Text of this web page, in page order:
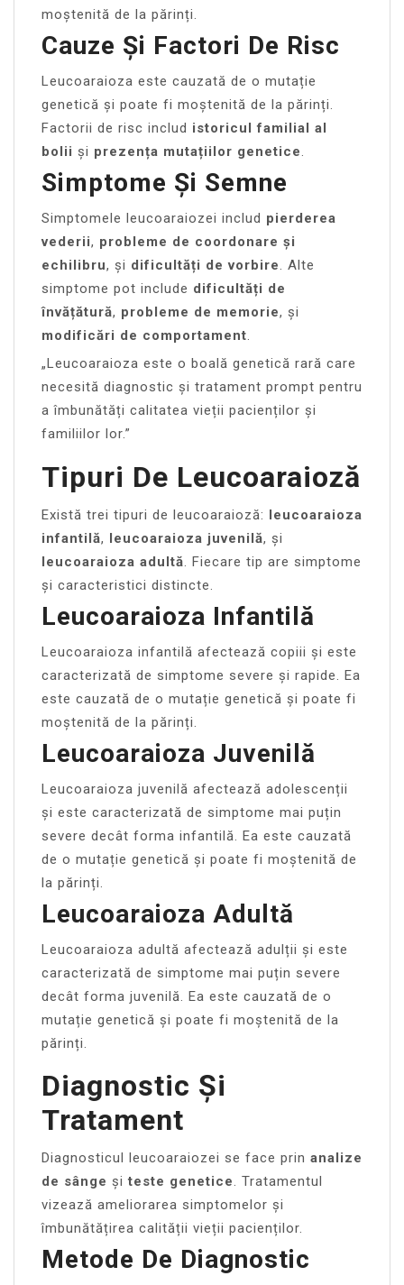
moștenită de la părinți.
Cauze Și Factori De Risc
Leucoaraioza este cauzată de o mutație
genetică și poate fi moștenită de la părinți.
Factorii de risc includ istoricul familial al
bolii și prezența mutațiilor genetice.
Simptome Și Semne
Simptomele leucoaraiozei includ pierderea
vederii, probleme de coordonare și
echilibru, și dificultăți de vorbire. Alte
simptome pot include dificultăți de
învățătură, probleme de memorie, și
modificări de comportament.
„Leucoaraioza este o boală genetică rară care
necesită diagnostic și tratament prompt pentru
a îmbunătăți calitatea vieții pacienților și
familiilor lor.”
Tipuri De Leucoaraioză
Există trei tipuri de leucoaraioză: leucoaraioza
infantilă, leucoaraioza juvenilă, și
leucoaraioza adultă. Fiecare tip are simptome
și caracteristici distincte.
Leucoaraioza Infantilă
Leucoaraioza infantilă afectează copiii și este
caracterizată de simptome severe și rapide. Ea
este cauzată de o mutație genetică și poate fi
moștenită de la părinți.
Leucoaraioza Juvenilă
Leucoaraioza juvenilă afectează adolescenții
și este caracterizată de simptome mai puțin
severe decât forma infantilă. Ea este cauzată
de o mutație genetică și poate fi moștenită de
la părinți.
Leucoaraioza Adultă
Leucoaraioza adultă afectează adulții și este
caracterizată de simptome mai puțin severe
decât forma juvenilă. Ea este cauzată de o
mutație genetică și poate fi moștenită de la
părinți.
Diagnostic Și
Tratament
Diagnosticul leucoaraiozei se face prin analize
de sânge șiteste genetice. Tratamentul
vizează ameliorarea simptomelor și
îmbunătățirea calității vieții pacienților.
Metode De Diagnostic